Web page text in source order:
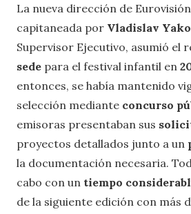
La nueva dirección de
capitaneada por Vladislav
Supervisor Ejecutivo, asumió el
sede para el festival infantil en
entonces, se había mantenido
selección mediante concurso
emisoras presentaban sus
proyectos detallados junto a un
la documentación necesaria.
cabo con un tiempo
de la siguiente edición con más